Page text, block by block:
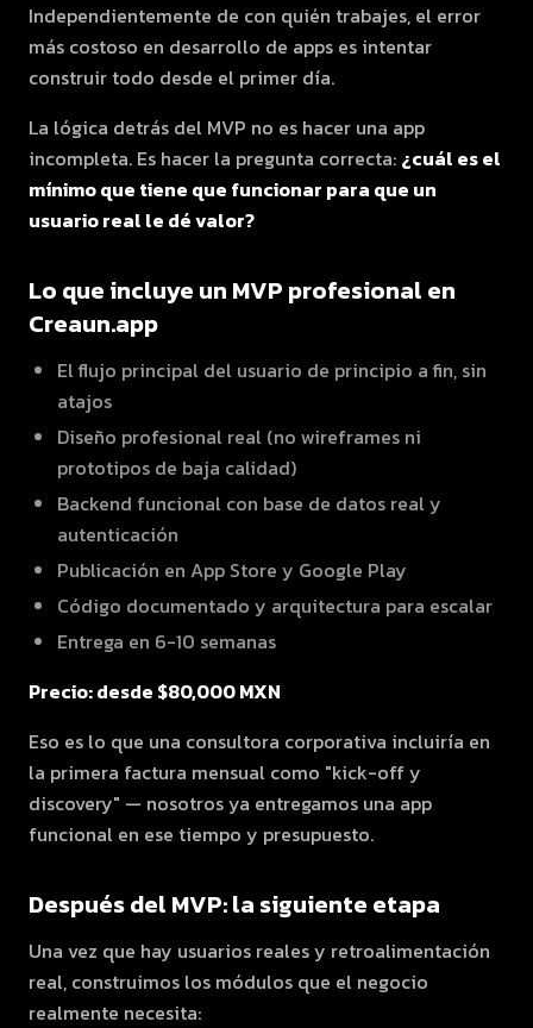
Independientemente de con quién trabajes, el error
más costoso en desarrollo de apps es intentar
construir todo desde el primer día.
La lógica detrás del MVP no es hacer una app
incompleta. Es hacer la pregunta correcta: ¿cuál es el
mínimo que tiene que funcionar para que un
usuario real le dé valor?
Lo que incluye un MVP profesional en
Creaun.app
El flujo principal del usuario de principio a fin, sin
atajos
Diseño profesional real (no wireframes ni
prototipos de baja calidad)
Backend funcional con base de datos real y
autenticación
Publicación en App Store y Google Play
Código documentado y arquitectura para escalar
Entrega en 6-10 semanas
Precio: desde $80,000 MXN
Eso es lo que una consultora corporativa incluiría en
la primera factura mensual como "kick-off y
discovery" — nosotros ya entregamos una app
funcional en ese tiempo y presupuesto.
Después del MVP: la siguiente etapa
Una vez que hay usuarios reales y retroalimentación
real, construimos los módulos que el negocio
realmente necesita: